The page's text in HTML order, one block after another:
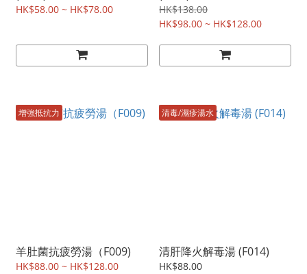
HK$58.00 ~ HK$78.00
HK$138.00
HK$98.00 ~ HK$128.00
增強抵抗力
羊肚菌抗疲勞湯（F009)
HK$88.00 ~ HK$128.00
清毒/濕疹湯水
清肝降火解毒湯 (F014)
HK$88.00